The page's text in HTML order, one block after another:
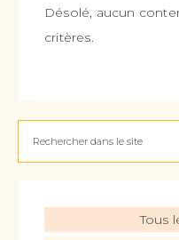
Désolé, aucun
critères.
Tous